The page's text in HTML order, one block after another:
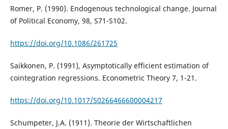
Romer, P. (1990). Endogenous technological change. Journal
of Political Economy, 98, S71-S102.
https://doi.org/10.1086/261725
Saikkonen, P. (1991), Asymptotically efficient estimation of
cointegration regressions. Econometric Theory 7, 1-21.
https://doi.org/10.1017/S0266466600004217
Schumpeter, J.A. (1911). Theorie der Wirtschaftlichen